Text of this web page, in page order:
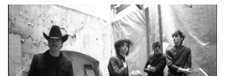
Пресс-
релизы
О
Metro
Стримы
Спецпроекты